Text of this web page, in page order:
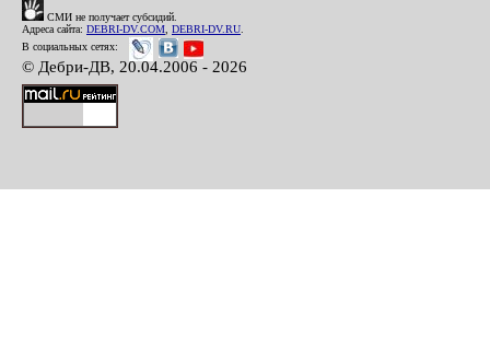
СМИ не получает субсидий.
Адреса сайта: DEBRI-DV.COM DEBRI-DV.RU
В социальных сетях:
© Дебри-ДВ, 20.04.2006 - 2026